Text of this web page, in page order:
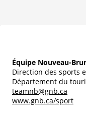
Équipe Nouveau-
Direction des sports
Département du
teamnb@gnb.ca
www.gnb.ca/sport